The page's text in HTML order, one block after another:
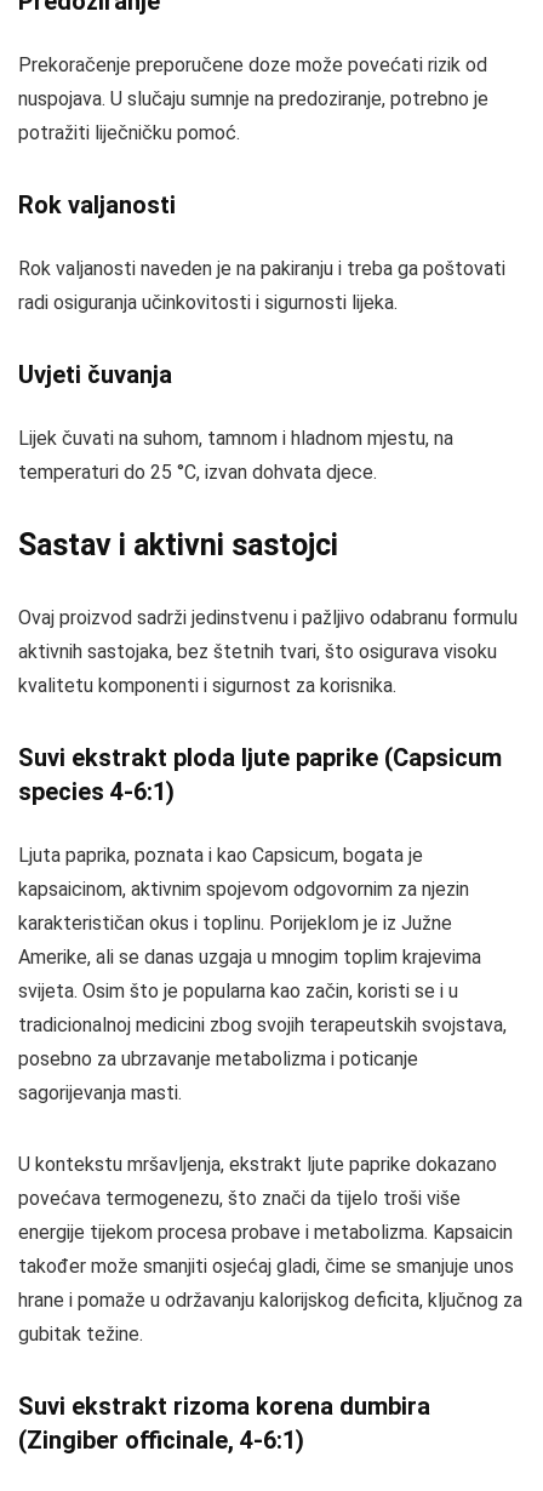
Prekoračenje preporučene doze može povećati rizik od
nuspojava. U slučaju sumnje na predoziranje, potrebno je
potražiti liječničku pomoć.
Rok valjanosti
Rok valjanosti naveden je na pakiranju i treba ga poštovati
radi osiguranja učinkovitosti i sigurnosti lijeka.
Uvjeti čuvanja
Lijek čuvati na suhom, tamnom i hladnom mjestu, na
temperaturi do 25 °C, izvan dohvata djece.
Sastav i aktivni sastojci
Ovaj proizvod sadrži jedinstvenu i pažljivo odabranu formulu
aktivnih sastojaka, bez štetnih tvari, što osigurava visoku
kvalitetu komponenti i sigurnost za korisnika.
Suvi ekstrakt ploda ljute paprike (Capsicum
species 4-6:1)
Ljuta paprika, poznata i kao Capsicum, bogata je
kapsaicinom, aktivnim spojevom odgovornim za njezin
karakterističan okus i toplinu. Porijeklom je iz Južne
Amerike, ali se danas uzgaja u mnogim toplim krajevima
svijeta. Osim što je popularna kao začin, koristi se i u
tradicionalnoj medicini zbog svojih terapeutskih svojstava,
posebno za ubrzavanje metabolizma i poticanje
sagorijevanja masti.
U kontekstu mršavljenja, ekstrakt ljute paprike dokazano
povećava termogenezu, što znači da tijelo troši više
energije tijekom procesa probave i metabolizma. Kapsaicin
također može smanjiti osjećaj gladi, čime se smanjuje unos
hrane i pomaže u održavanju kalorijskog deficita, ključnog za
gubitak težine.
Suvi ekstrakt rizoma korena dumbira
(Zingiber officinale, 4-6:1)